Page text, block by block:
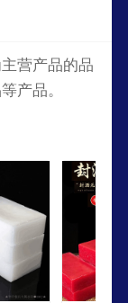
营产品的品
产品。